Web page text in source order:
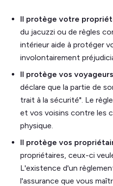
Il protège votre
du jacuzzi ou de règles
intérieur aide à protéger
involontairement
Il protège vos
déclare que la partie de
trait à la sécurité". Le
et vos voisins contre les
physique.
Il protège vos
propriétaires, ceux-ci
L'existence d'un
l'assurance que vous